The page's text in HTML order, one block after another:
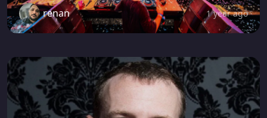
renan 1 year ago